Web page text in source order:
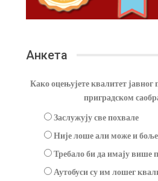
Анкета
Како оцењујете квалитет јавног
приградском
Заслужују све похвале
Није лоше али може и боље
Требало би да имају више
Аутобуси су им лошег